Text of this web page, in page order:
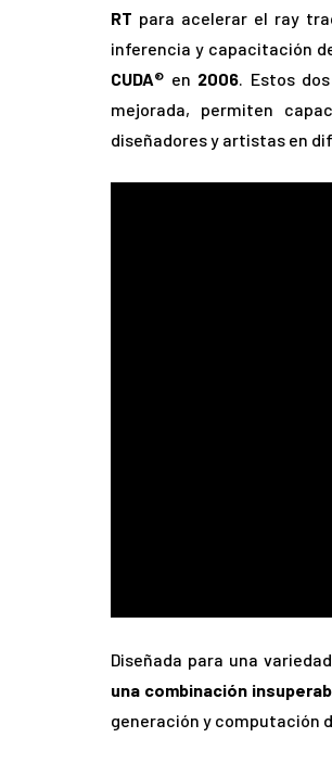
RT para acelerar el ray
inferencia y capacitación
CUDA® en 2006. Estos
mejorada, permiten
diseñadores y artistas en
Diseñada para una
una combinación
generación y computación